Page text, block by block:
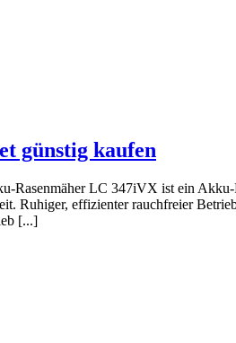
günstig kaufen
LC 347iVX ist ein
effizienter rauchfreier
[...]